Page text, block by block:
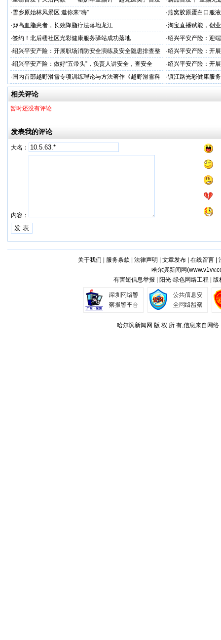
上市！
成功举办 李远宏教
·雪乡原始林风景区 邀你来“嗨” ·燕窝胶原蛋白口服
牌
·@高血脂患者，长效降脂疗法落地龙江 ·淘宝直播赋能，创
·签约！北后楼社区光彩健康服务驿站成功落地 ·绍兴平安产险：迎
·绍兴平安产险：开展职场消防安全演练及安全隐患排查整
治工作
·绍兴平安产险：开
·绍兴平安产险：做好“五带头”，负责人讲安全，查安全 ·绍兴平安产险：开
· 国内首部越野滑雪专项训练理论与方法著作《越野滑雪科
学化训练理论与方法》面世
·镇江路光彩健康服
动
相关评论
暂时还没有评论
发表我的评论
大名：
内容：
关于我们 服务条款 法律声明 文章发布| 在线留言|
哈尔滨新闻网(
有害短信息举报 | 阳光·绿色网络工程 |
哈尔滨新闻网 版 权 所 有,信息来自网